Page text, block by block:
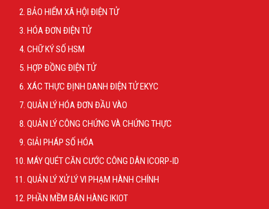
BẢO HIỂM XÃ HỘI ĐIỆN TỬ
HÓA ĐƠN ĐIỆN TỬ
CHỮ KÝ SỐ HSM
HỢP ĐỒNG ĐIỆN TỬ
XÁC THỰC ĐỊNH DANH ĐIỆN TỬ EKYC
QUẢN LÝ HÓA ĐƠN ĐẦU VÀO
QUẢN LÝ CÔNG CHỨNG VÀ CHỨNG THỰC
GIẢI PHÁP SỐ HÓA
MÁY QUÉT CĂN CƯỚC CÔNG DÂN ICORP-ID
QUẢN LÝ XỬ LÝ VI PHẠM HÀNH CHÍNH
PHẦN MỀM BÁN HÀNG IKIOT